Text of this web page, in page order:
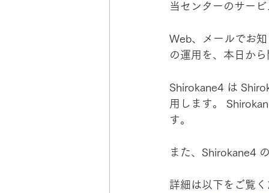
当センターのサー
Web、メールでお
の運用を、本日か
Shirokane4 は
用します。
す。
また、Shirokane4
詳細は以下をご覧